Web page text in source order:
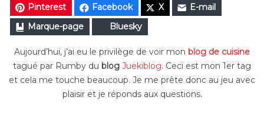
Pinterest Facebook X
E-mail
Marque-page
Bluesky
Aujourd’hui, j’ai eu le privilège de voir mon blog de cuisine
tagué par Rumby du blog Juekiblog. Ceci est mon 1er tag
et cela me touche beaucoup. Je me prête donc au jeu avec
plaisir et je réponds aux questions.